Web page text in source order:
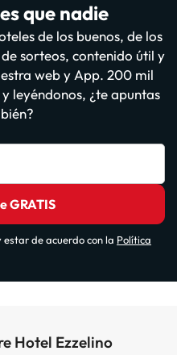
que nadie
de los buenos, de los
sorteos, contenido útil y
web y App. 200 mil
leyéndonos, ¿te apuntas
GRATIS
de acuerdo con la Política
Hotel Ezzelino